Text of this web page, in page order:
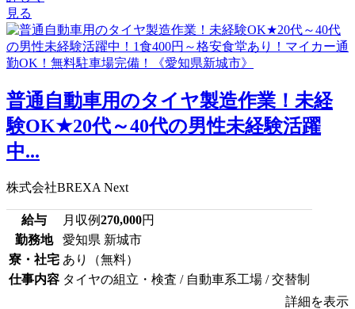
見る
普通自動車用のタイヤ製造作業！未経
験OK★20代～40代の男性未経験活躍
中...
株式会社BREXA Next
給与 月収例270,000円
勤務地
愛知県 新城市
寮・社宅 あり（無料）
仕事内容 タイヤの組立・検査 / 自動車系工場 / 交替制
詳細を表示